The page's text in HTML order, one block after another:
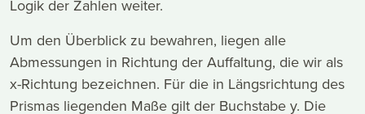
Logik der Zahlen weiter.
Um den Überblick zu bewahren, liegen alle
Abmessungen in Richtung der Auffaltung, die wir als
x-Richtung bezeichnen. Für die in Längsrichtung des
Prismas liegenden Maße gilt der Buchstabe y. Die